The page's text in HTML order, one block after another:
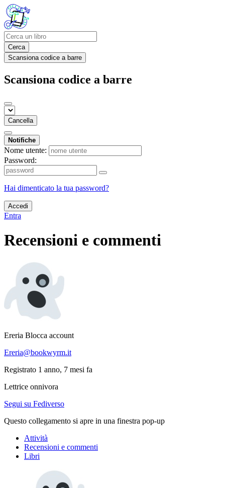
Cerca
Scansiona codice a barre
Scansiona codice a barre
Cancella
Notifiche
Nome utente:
Password:
Hai dimenticato la tua password?
Accedi
Entra
Recensioni e commenti
Ereria Blocca account
Ereria@bookwyrm.it
Registrato 1 anno, 7 mesi fa
Lettrice onnivora
Segui su Fediverso
Questo collegamento si apre in una finestra pop-up
Attività
Recensioni e commenti
Libri